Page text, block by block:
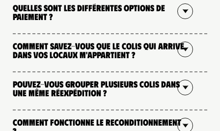
Quelles sont les différentes options de
paiement ?
Comment savez-vous que le colis qui arrive
dans vos locaux m'appartient ?
Pouvez-vous grouper plusieurs colis dans
une même réexpédition ?
Comment fonctionne le reconditionnement